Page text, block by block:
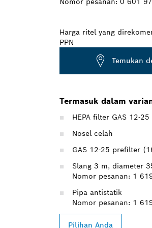
Harga ritel yang
PPN
Temukan
Termasuk dalam
HEPA filter GAS 12-
Nosel celah
GAS 12-25 prefilter
Slang 3 m, diameter
Nomor pesanan: 1
Pipa antistatik
Nomor pesanan: 1
Pilihan Anda